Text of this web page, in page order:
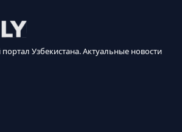
Узбекистана. Актуальные новости